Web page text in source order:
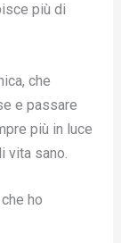
più di
che
e passare
più in luce
vita sano.
ho